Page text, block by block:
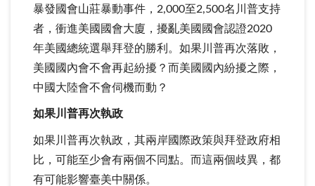
暴發國會山莊暴動事件，2,000至2,500名川普支持
者，衝進美國國會大廈，擾亂美國國會認證2020
年美國總統選舉拜登的勝利。如果川普再次落敗，
美國國內會不會再起紛擾？而美國國內紛擾之際，
中國大陸會不會伺機而動？
如果川普再次執政
如果川普再次執政，其兩岸國際政策與拜登政府相
比，可能至少會有兩個不同點。而這兩個歧異，都
有可能影響臺美中關係。